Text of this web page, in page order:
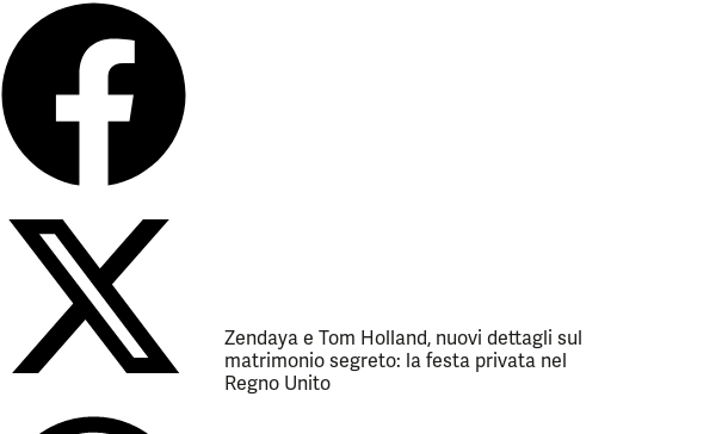
Zendaya e Tom Holland, nuovi dettagli sul
matrimonio segreto: la festa privata nel
Regno Unito